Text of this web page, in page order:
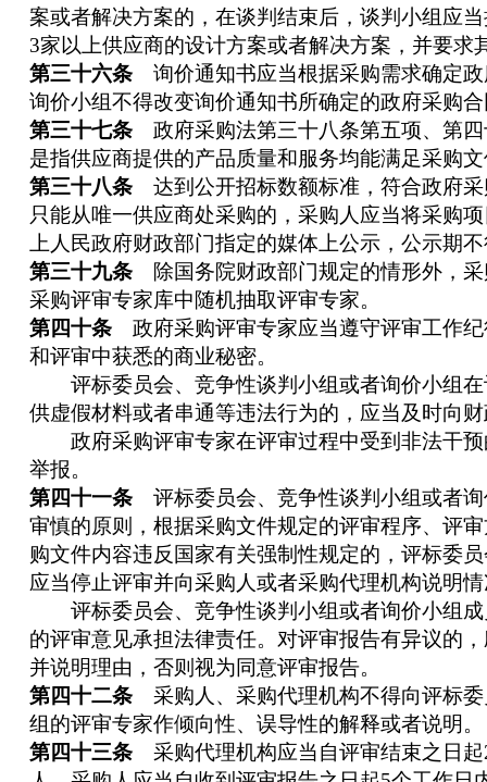
案或者解决方案的，在谈判结束后，谈判小组应
3家以上供应商的设计方案或者解决方案，并要求
第三十六条询价通知书应当根据采购需求确定政
询价小组不得改变询价通知书所确定的政府采购
第三十七条政府采购法第三十八条第五项、第四
是指供应商提供的产品质量和服务均能满足采购
第三十八条达到公开招标数额标准，符合政府采
只能从唯一供应商处采购的，采购人应当将采购
上人民政府财政部门指定的媒体上公示，公示期
第三十九条除国务院财政部门规定的情形外，采
采购评审专家库中随机抽取评审专家。
第四十条政府采购评审专家应当遵守评审工作纪
和评审中获悉的商业秘密。
评标委员会、竞争性谈判小组或者询价小组在
供虚假材料或者串通等违法行为的，应当及时向
政府采购评审专家在评审过程中受到非法干预
举报。
第四十一条评标委员会、竞争性谈判小组或者询
审慎的原则，根据采购文件规定的评审程序、评
购文件内容违反国家有关强制性规定的，评标委
应当停止评审并向采购人或者采购代理机构说明
评标委员会、竞争性谈判小组或者询价小组成
的评审意见承担法律责任。对评审报告有异议的
并说明理由，否则视为同意评审报告。
第四十二条采购人、采购代理机构不得向评标委
组的评审专家作倾向性、误导性的解释或者说明。
第四十三条采购代理机构应当自评审结束之日起